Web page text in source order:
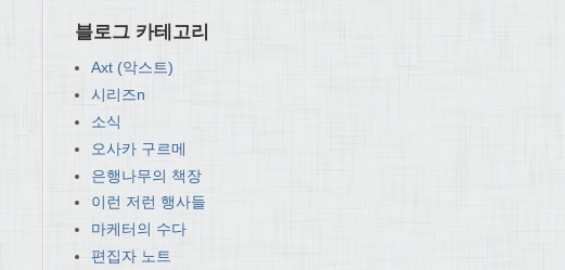
블로그 카테고리
Axt (악스트)
시리즈n
소식
오사카 구르메
은행나무의 책장
이런 저런 행사들
마케터의 수다
편집자 노트